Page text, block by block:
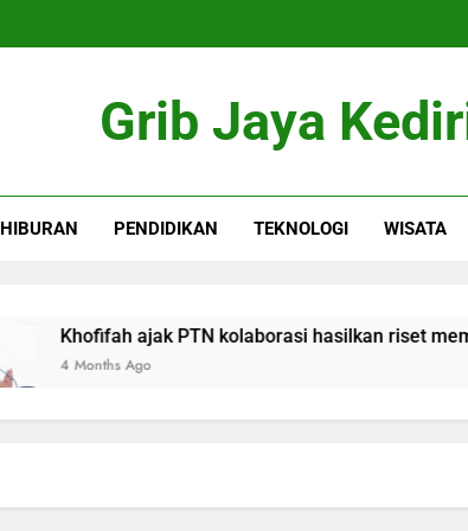
Grib Jaya
HIBURAN PENDIDIKAN TEKNOLOGI WISATA
Khofifah ajak PTN kolaborasi hasilkan riset
4 Months Ago